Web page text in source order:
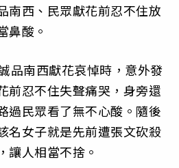
南西、民眾獻花前忍不住放
鼻酸。
品南西獻花哀悼時，意外發
前忍不住失聲痛哭，身旁還
過民眾看了無不心酸。隨後
名女子就是先前遭張文砍殺
讓人相當不捨。